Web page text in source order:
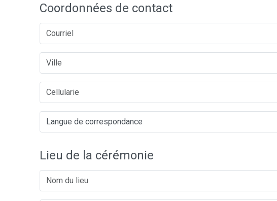
Coordonnées de contact
Lieu de la cérémonie